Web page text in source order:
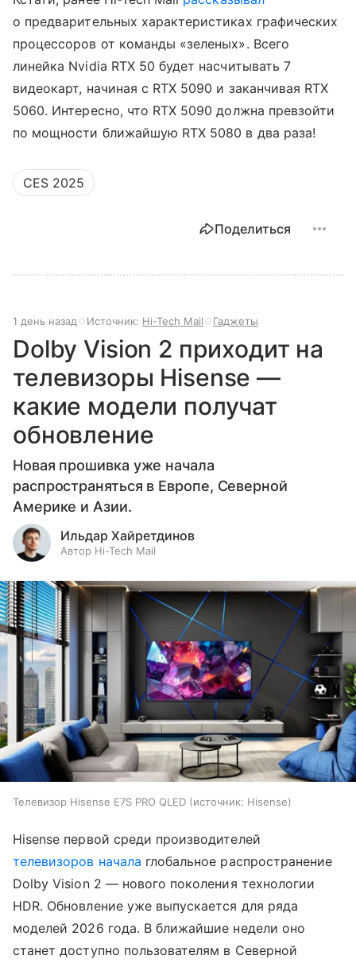
о предварительных характеристиках графических
процессоров от команды «зеленых». Всего
линейка Nvidia RTX 50 будет насчитывать 7
видеокарт, начиная с RTX 5090 и заканчивая RTX
5060. Интересно, что RTX 5090 должна превзойти
по мощности ближайшую RTX 5080 в два раза!
CES 2025
Поделиться
1 день назад Источник: Hi-Tech Mail Гаджеты
Dolby Vision 2 приходит на
телевизоры Hisense —
какие модели получат
обновление
Новая прошивка уже начала
распространяться в Европе, Северной
Америке и Азии.
Ильдар Хайретдинов
Автор Hi-Tech Mail
Телевизор Hisense E7S PRO QLED источник: Hisense
Hisense первой среди производителей
телевизоров начала глобальное распространение
Dolby Vision 2 — нового поколения технологии
HDR. Обновление уже выпускается для ряда
моделей 2026 года. В ближайшие недели оно
станет доступно пользователям в Северной